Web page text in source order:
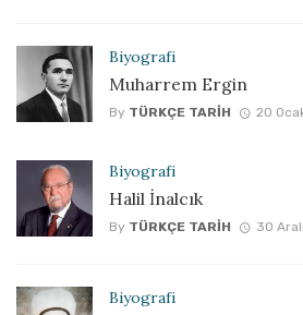
Biyografi
Muharrem Ergin
By TÜRKÇE TARIH 20
Biyografi
Halil İnalcık
By TÜRKÇE TARIH 30
Biyografi